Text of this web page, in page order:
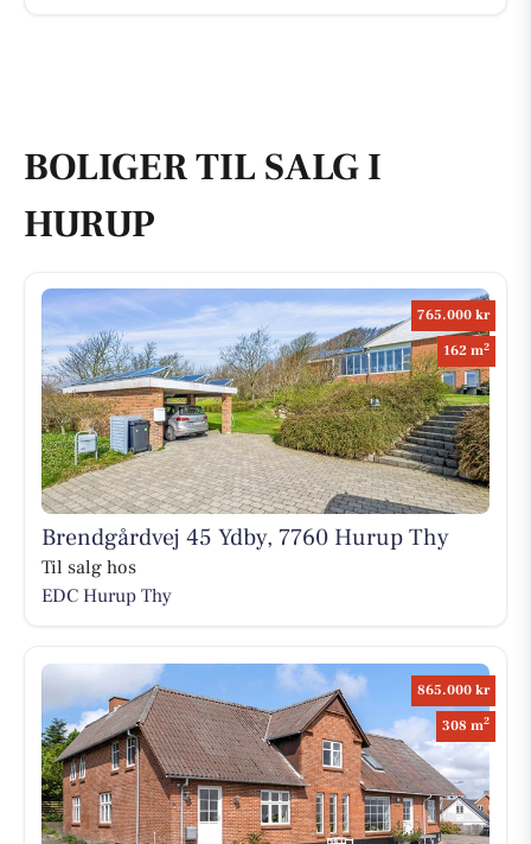
BOLIGER TIL SALG I
HURUP
765.000 kr
162 m2
Brendgårdvej 45 Ydby, 7760 Hurup Thy
Til salg hos
EDC Hurup Thy
865.000 kr
308 m2